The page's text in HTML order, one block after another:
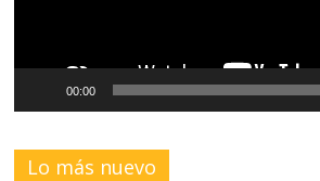
00:00
Lo más nuevo